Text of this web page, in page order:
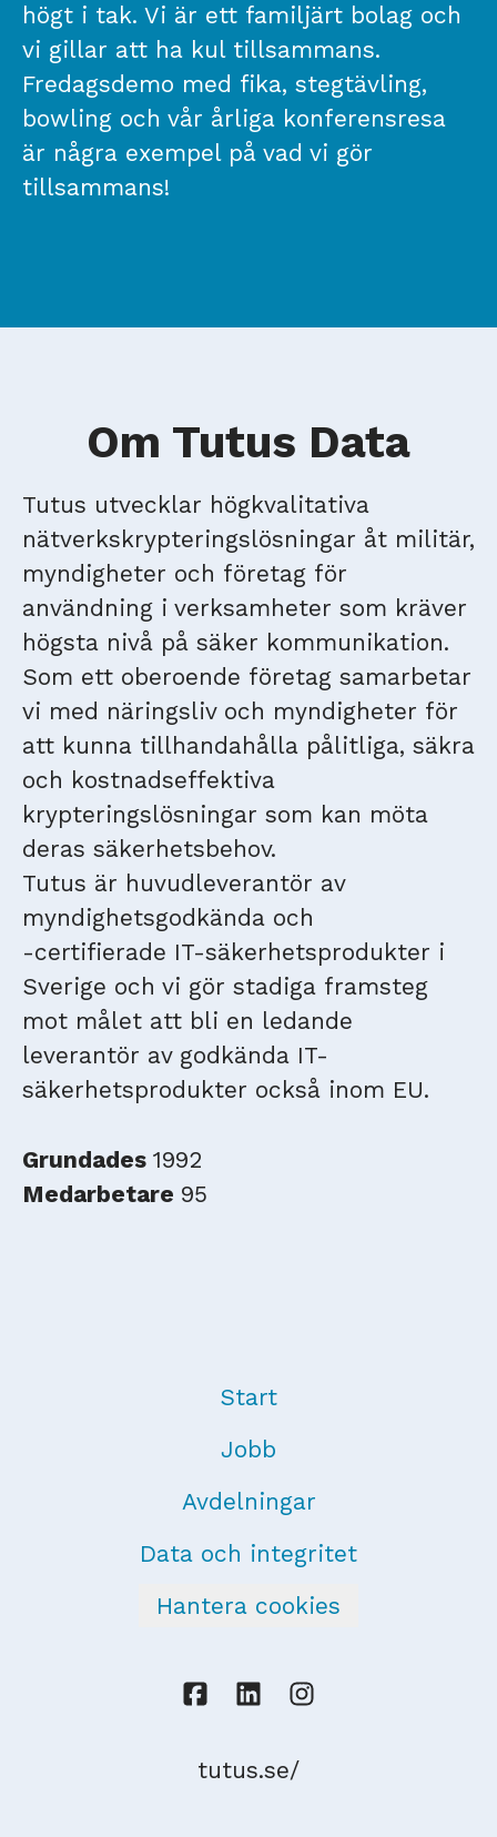
högt i tak. Vi är ett familjärt bolag och
vi gillar att ha kul tillsammans.
Fredagsdemo med fika, stegtävling,
bowling och vår årliga konferensresa
är några exempel på vad vi gör
tillsammans!
Om Tutus Data
Tutus utvecklar högkvalitativa
nätverkskrypteringslösningar åt militär,
myndigheter och företag för
användning i verksamheter som kräver
högsta nivå på säker kommunikation.
Som ett oberoende företag samarbetar
vi med näringsliv och myndigheter för
att kunna tillhandahålla pålitliga, säkra
och kostnadseffektiva
krypteringslösningar som kan möta
deras säkerhetsbehov.
Tutus är huvudleverantör av
myndighetsgodkända och
-certifierade IT-säkerhetsprodukter i
Sverige och vi gör stadiga framsteg
mot målet att bli en ledande
leverantör av godkända IT-
säkerhetsprodukter också inom EU.
Grundades 1992
Medarbetare 95
Start
Jobb
Avdelningar
Data och integritet
Hantera cookies
tutus.se/